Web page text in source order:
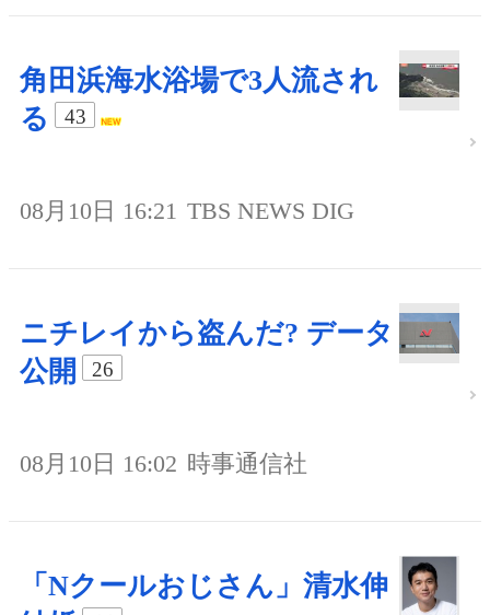
角田浜海水浴場で3人流され
る
43
08月10日 16:21 TBS NEWS DIG
ニチレイから盗んだ? データ
公開
26
08月10日 16:02 時事通信社
「Nクールおじさん」清水伸